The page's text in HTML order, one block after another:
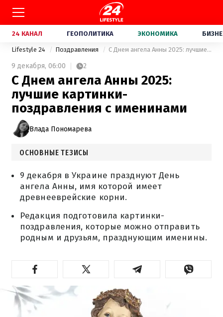
24 КАНАЛ ГЕОПОЛИТИКА ЭКОНОМИКА
Lifestyle 24 Поздравления С Днем ангела Анны 2025: лучшие картинки-поздравления с именинами
9 декабря, 06:00 2
С Днем ангела Анны 2025:
лучшие картинки-
поздравления с именинами
Влада Пономарева
ОСНОВНЫЕ ТЕЗИСЫ
9 декабря в Украине празднуют День
ангела Анны, имя которой имеет
древнееврейские корни.
Редакция подготовила картинки-
поздравления, которые можно отправить
родным и друзьям, празднующим именины.